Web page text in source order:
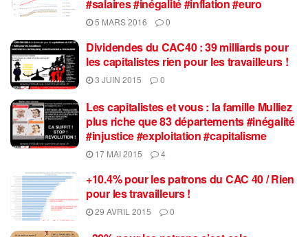
#salaires #inégalité #inflation #euro
5 MARS 2016 0
Dividendes du CAC40 : 39 milliards pour
les capitalistes rien pour les travailleurs !
3 JUIN 2015 0
Les capitalistes et vous : la famille Mulliez
plus riche que 83 départements #inégalité
#injustice #exploitation #capitalisme
17 MAI 2015 4
+10.4% pour les patrons du CAC 40 / Rien
pour les travailleurs !
29 AVRIL 2015 0